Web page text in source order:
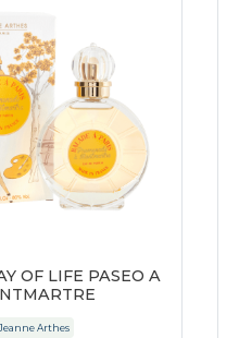
OF LIFE PASEO A
Arthes